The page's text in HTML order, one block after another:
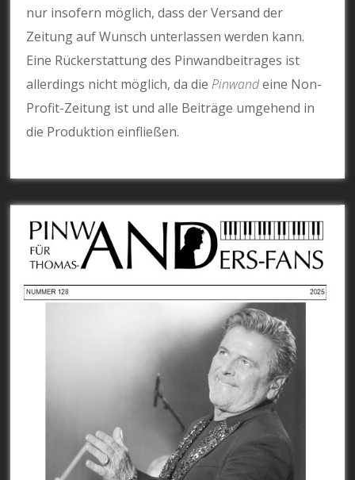
nur insofern möglich, dass der Versand der
Zeitung auf Wunsch unterlassen werden kann.
Eine Rückerstattung des Pinwandbeitrages ist
allerdings nicht möglich, da die Pinwandeine Non-
Profit-Zeitung ist und alle Beiträge umgehend in
die Produktion einfließen.